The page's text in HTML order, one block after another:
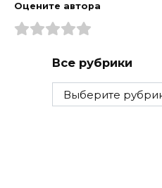
Оцените автора
Все рубрики
Все
рубрики